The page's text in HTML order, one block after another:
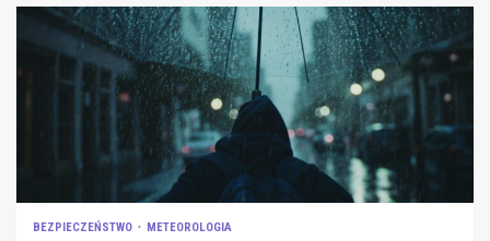
BEZPIECZEŃSTWO METEOROLOGIA